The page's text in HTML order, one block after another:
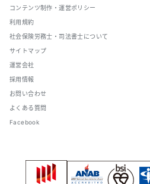
コンテンツ制作・運営ポリシー
利用規約
社会保険労務士・司法書士について
サイトマップ
運営会社
採用情報
お問い合わせ
よくある質問
Facebook